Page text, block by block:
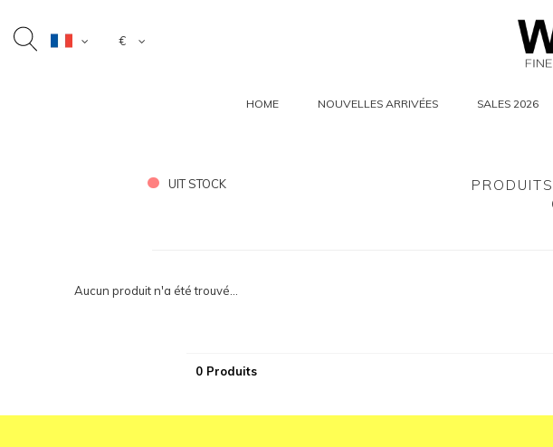
€
HOME NOUVELLES ARRIVÉES SALES 2026
UIT STOCK
Aucun produit n'a été trouvé...
0 Produits